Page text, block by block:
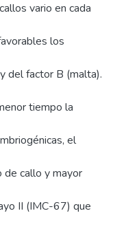
vario en cada
los
del factor B (malta).
tiempo la
el
de callo y mayor
II (IMC-67) que